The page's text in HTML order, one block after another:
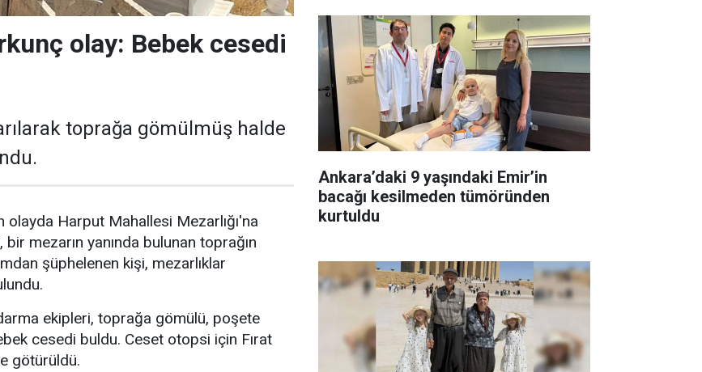
olay: Bebek cesedi
toprağa gömülmüş halde
olayda Harput Mahallesi Mezarlığı'na
mezarın yanında bulunan toprağın
şüphelenen kişi, mezarlıklar
ekipleri, toprağa gömülü, poşete
cesedi buldu. Ceset otopsi için Fırat
götürüldü.
Ankara’daki 9 yaşındaki Emir’in
bacağı kesilmeden tümöründen
kurtuldu